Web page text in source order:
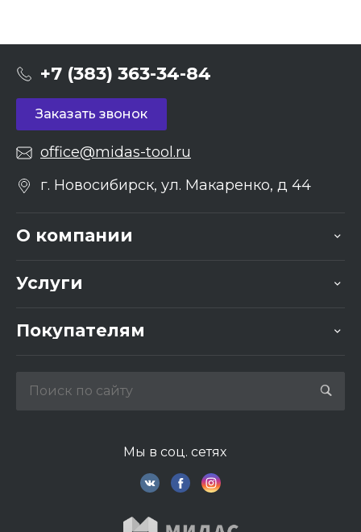
+7 (383) 363-34-84
Заказать звонок
office@midas-tool.ru
г. Новосибирск, ул. Макаренко, д 44
О компании
Услуги
Покупателям
Мы в соц. сетях